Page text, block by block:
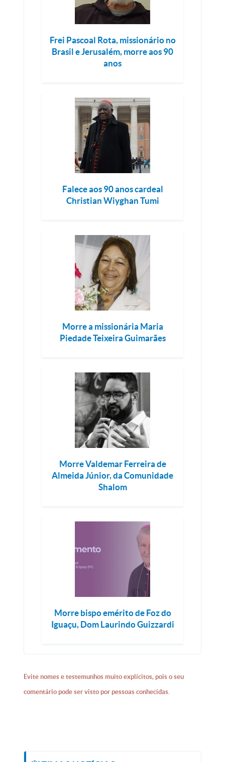
Frei Pascoal Rota, missionário no
Brasil e Jerusalém, morre aos 90
anos
Falece aos 90 anos cardeal
Christian Wiyghan Tumi
Morre a missionária Maria
Piedade Teixeira Guimarães
Morre Valdemar Ferreira de
Almeida Júnior, da Comunidade
Shalom
Morre bispo emérito de Foz do
Iguaçu, Dom Laurindo Guizzardi
Evite nomes e testemunhos muito explícitos, pois o seu
comentário pode ser visto por pessoas conhecidas.